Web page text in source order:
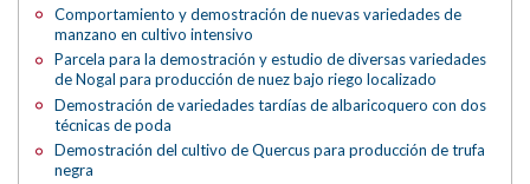
Comportamiento y demostración de nuevas variedades de
manzano en cultivo intensivo
Parcela para la demostración y estudio de diversas variedades
de Nogal para producción de nuez bajo riego localizado
Demostración de variedades tardías de albaricoquero con dos
técnicas de poda
Demostración del cultivo de Quercus para producción de trufa
negra